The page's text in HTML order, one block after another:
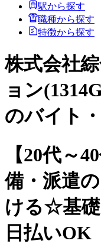
駅から探す
職種から探す
特徴から探す
株式会社
ョン
のバイト
【20代～
備・派遣
ける☆基
日払いOK